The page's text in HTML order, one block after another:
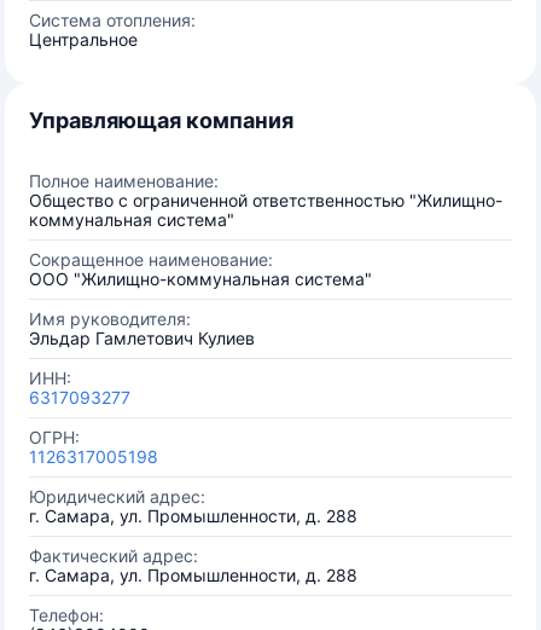
Система отопления:
Центральное
Управляющая компания
Полное наименование:
Общество с ограниченной ответственностью "Жилищно-
коммунальная система"
Сокращенное наименование:
ООО "Жилищно-коммунальная система"
Имя руководителя:
Эльдар Гамлетович Кулиев
ИНН:
6317093277
ОГРН:
1126317005198
Юридический адрес:
г. Самара, ул. Промышленности, д. 288
Фактический адрес:
г. Самара, ул. Промышленности, д. 288
Телефон: